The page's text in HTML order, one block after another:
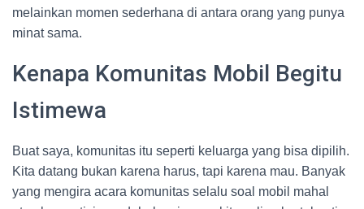
melainkan momen sederhana di antara orang yang punya
minat sama.
Kenapa Komunitas Mobil Begitu
Istimewa
Buat saya, komunitas itu seperti keluarga yang bisa dipilih.
Kita datang bukan karena harus, tapi karena mau. Banyak
yang mengira acara komunitas selalu soal mobil mahal